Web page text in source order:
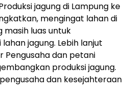
jagung di Lampung ke
mengingat lahan di
masih luas untuk
jagung. Lebih lanjut
dan petani
produksi jagung.
dan kesejahteraan